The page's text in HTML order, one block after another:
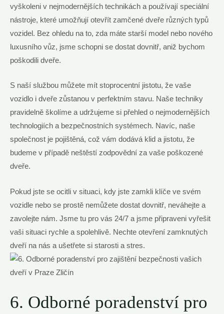
vyškoleni v nejmodernějších technikách a používají speciální
nástroje, které umožňují otevřít zamčené dveře různých typů
vozidel. Bez ohledu na to, zda máte starší model nebo nového
luxusního vůz, jsme schopni se dostat dovnitř, aniž bychom
poškodili dveře.
S naší službou můžete mít stoprocentní jistotu, že vaše
vozidlo i dveře zůstanou v perfektním stavu. Naše techniky
pravidelně školíme a udržujeme si přehled o nejmodernějších
technologiích a bezpečnostních systémech. Navíc, naše
společnost je pojištěná, což vám dodává klid a jistotu, že
budeme v případě neštěstí zodpovědní za vaše poškozené
dveře.
Pokud jste se ocitli v situaci, kdy jste zamkli klíče ve svém
vozidle nebo se prostě nemůžete dostat dovnitř, neváhejte a
zavolejte nám. Jsme tu pro vás 24/7 a jsme připraveni vyřešit
vaši situaci rychle a spolehlivě. Nechte otevření zamknutých
dveří na nás a ušetřete si starosti a stres.
6. Odborné poradenství pro